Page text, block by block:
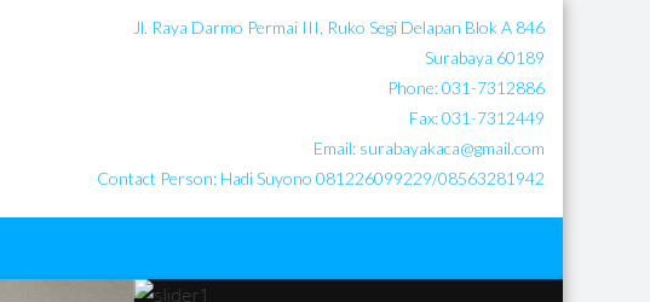
Jl. Raya Darmo Permai III, Ruko Segi Delapan Blok A 846
Surabaya 60189
Phone: 031-7312886
Fax: 031-7312449
Email: surabayakaca@gmail.com
Contact Person: Hadi Suyono 081226099229/08563281942